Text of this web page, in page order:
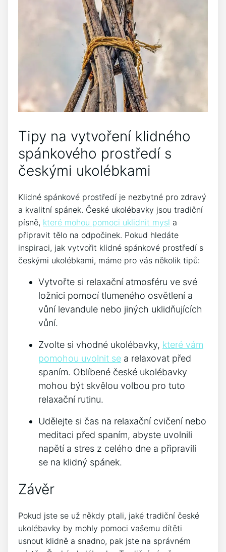
Tipy‍ na vytvoření klidného
spánkového prostředí s
českými ukolébkami
Klidné spánkové prostředí je nezbytné pro zdravý
a kvalitní spánek. České ukolébavky jsou‍ tradiční
písně, které mohou pomoci uklidnit mysl a
připravit​ tělo na odpočinek. Pokud hledáte
inspiraci, jak vytvořit klidné spánkové prostředí s
českými ukolébkami, máme pro vás několik tipů:
Vytvořte‌ si relaxační atmosféru ve své
ložnici pomocí tlumeného osvětlení a
vůní levandule nebo jiných⁢ uklidňujících
vůní.
Zvolte si vhodné ukolébavky, které vám
pomohou uvolnit se a relaxovat před
spaním. Oblíbené české ukolébavky
mohou být skvělou volbou pro ‍tuto
relaxační rutinu.
Udělejte si čas na relaxační cvičení nebo
meditaci před spaním, abyste​ uvolnili
napětí a‍ stres z celého dne ⁢a připravili
se na klidný spánek.
Závěr
Pokud jste se už někdy ptali, jaké tradiční české
‍ukolébavky by‌ mohly⁤ pomoci vašemu dítěti
usnout klidně a snadno, pak jste na správném